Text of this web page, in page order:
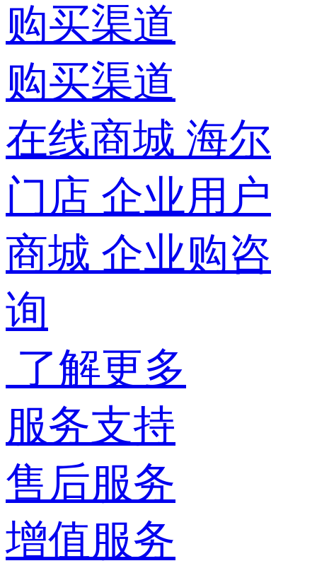
购买渠道
购买渠道
在线商城 海尔
门店 企业用户
商城 企业购咨
询
了解更多
服务支持
售后服务
增值服务